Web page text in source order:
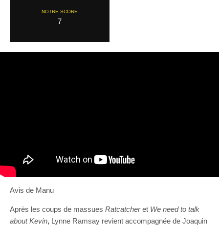
NOTRE SCORE
7
Avis de Manu
Après les coups de massues Ratcatcheret We need to talk
about Kevin, Lynne Ramsay revient accompagnée de Joaquin